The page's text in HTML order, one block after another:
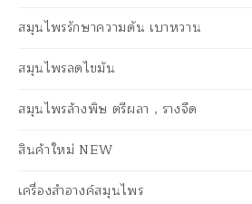
สมุนไพรรักษาความดัน เบาหวาน
สมุนไพรลดไขมัน
สมุนไพรล้างพิษ ตรีผลา , รางจืด
สินค้าใหม่ NEW
เครื่องสำอางค์สมุนไพร